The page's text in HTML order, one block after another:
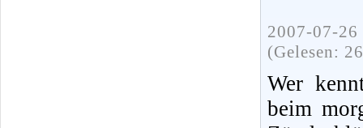
2007-07-
(Gelesen:
Wer
beim